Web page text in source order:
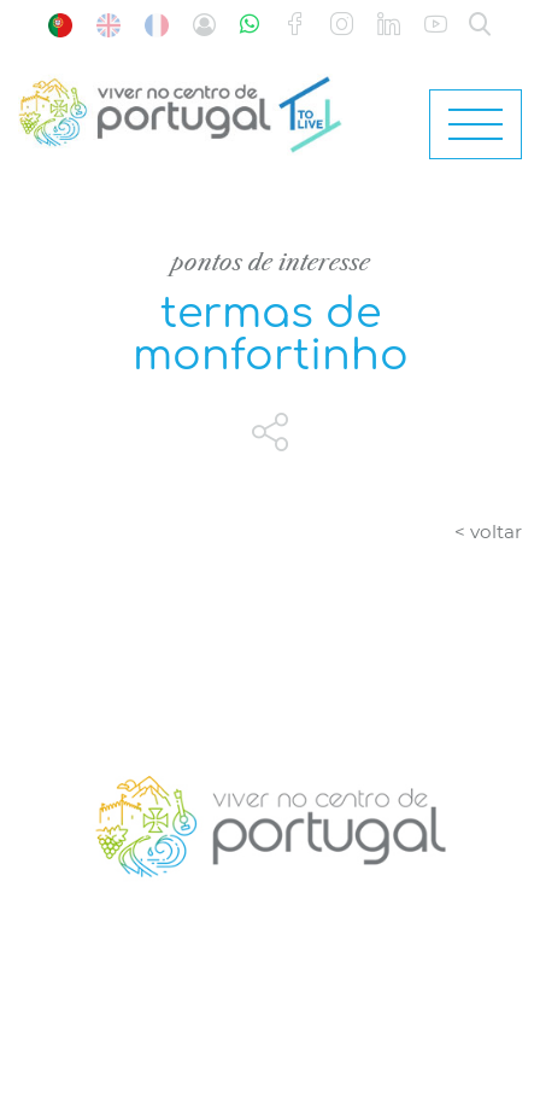
pontos de interesse
termas de
monfortinho
< voltar